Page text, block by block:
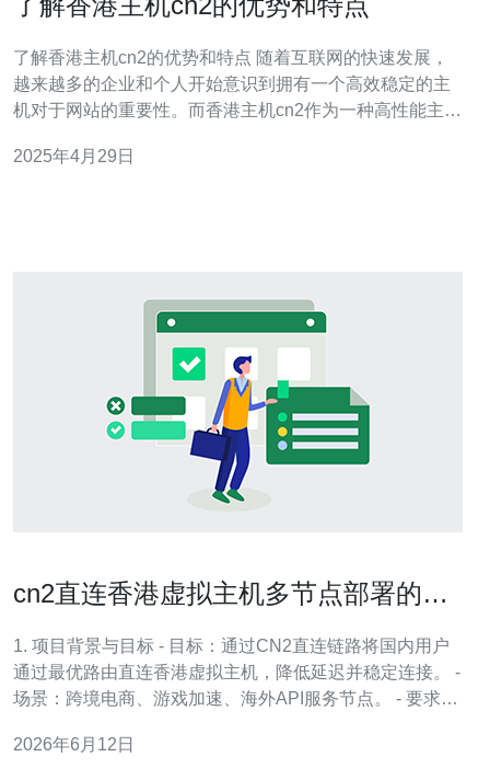
了解香港主机cn2的优势和特点 随着互联网的快速发展，
越来越多的企业和个人开始意识到拥有一个高效稳定的主
机对于网站的重要性。而香港主机cn2作为一种高性能主机
香港主机cn2的优势和特点，帮助您更好地了解这一服务。
2025年4月29日
cn2直连香港虚拟主机多节点部署的实
1. 项目背景与目标 - 目标：通过CN2直连链路将国内用户
通过最优路由直连香港虚拟主机，降低延迟并稳定连接。 -
场景：跨境电商、游戏加速、海外API服务节点。 - 要求：
城市）。 - 约束：遵循国内出口合规、备案与ARP/路由策
2026年6月12日